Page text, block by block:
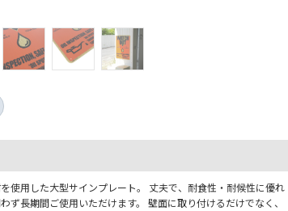
使用した大型サインプレート。 丈夫で、耐食性・耐候性に優れ
ず長期間ご使用いただけます。 壁面に取り付けるだけでなく、